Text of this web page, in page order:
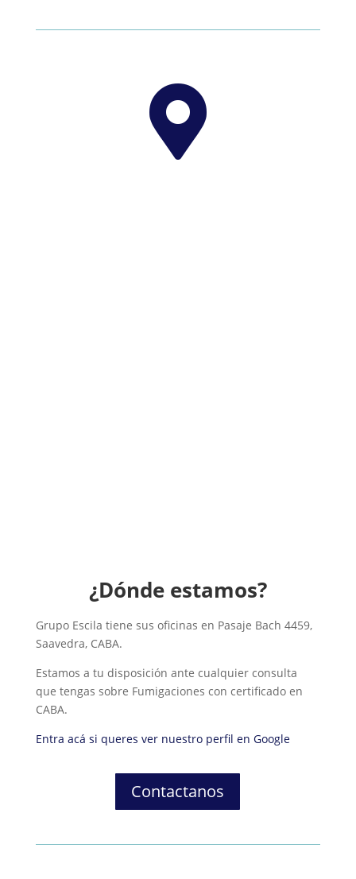

¿Dónde estamos?
Grupo Escila tiene sus oficinas en Pasaje Bach 4459,
Saavedra, CABA.
Estamos a tu disposición ante cualquier consulta
que tengas sobre Fumigaciones con certificado en
CABA.
Entra acá si queres ver nuestro perfil en Google
Contactanos